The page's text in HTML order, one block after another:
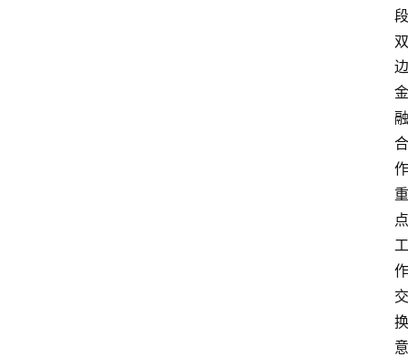
段
双
边
金
融
合
作
重
点
工
作
交
换
意